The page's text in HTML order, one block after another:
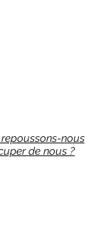
nous
de nous ?